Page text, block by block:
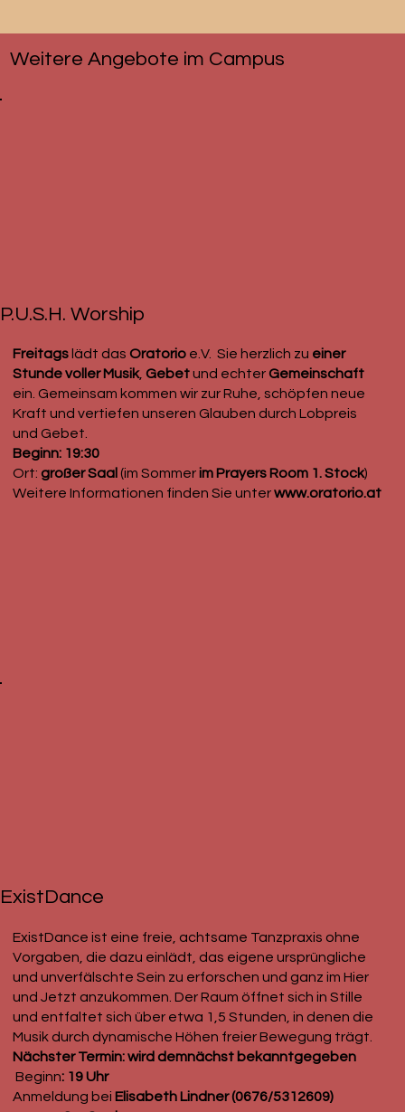
Weitere Angebote im Campus
P.U.S.H. Worship
Freitags lädt dasOratorio e.V. Sie herzlich zu einer
Stunde voller Musik,Gebetund echterGemeinschaft
ein. Gemeinsam kommen wir zur Ruhe, schöpfen neue
Kraft und vertiefen unseren Glauben durch Lobpreis
und Gebet.
Beginn: 19:30
Ort:großer Saal (im Sommerim Prayers Room 1. Stock)
Weitere Informationen finden Sie unterwww.oratorio.at
ExistDance
ExistDance ist eine freie, achtsame Tanzpraxis ohne
Vorgaben, die dazu einlädt, das eigene ursprüngliche
und unverfälschte Sein zu erforschen und ganz im Hier
und Jetzt anzukommen. Der Raum öffnet sich in Stille
und entfaltet sich über etwa 1,5 Stunden, in denen die
Musik durch dynamische Höhen freier Bewegung trägt.
Nächster Termin: wird demnächst bekanntgegeben
Beginn: 19 Uhr
Anmeldung bei Elisabeth Lindner (0676/5312609)